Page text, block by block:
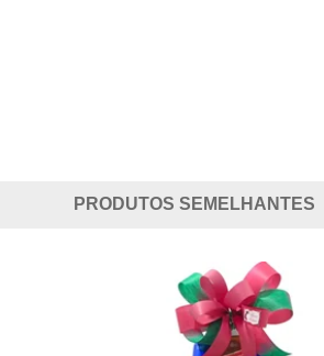
PRODUTOS SEMELHANTES